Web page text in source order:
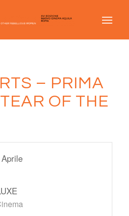
– PRIMA
OF THE